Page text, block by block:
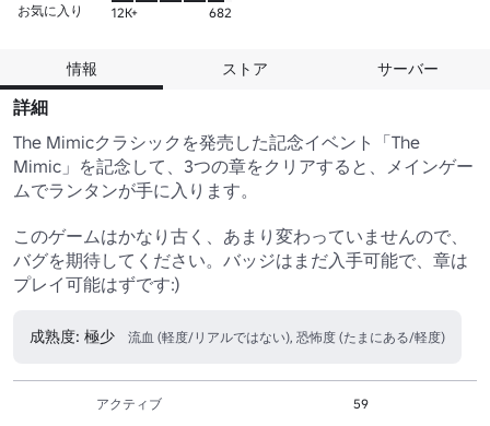
お気に入り 12K+ 682
情報 ストア サーバー
詳細
The Mimicクラシックを発売した記念イベント「The
Mimic」を記念して、3つの章をクリアすると、メインゲー
ムでランタンが手に入ります。
このゲームはかなり古く、あまり変わっていませんので、
バグを期待してください。バッジはまだ入手可能で、章は
プレイ可能はずです:)
成熟度: 極少 流血 (軽度/リアルではない), 恐怖度 (たまにある/軽度)
アクティブ
59